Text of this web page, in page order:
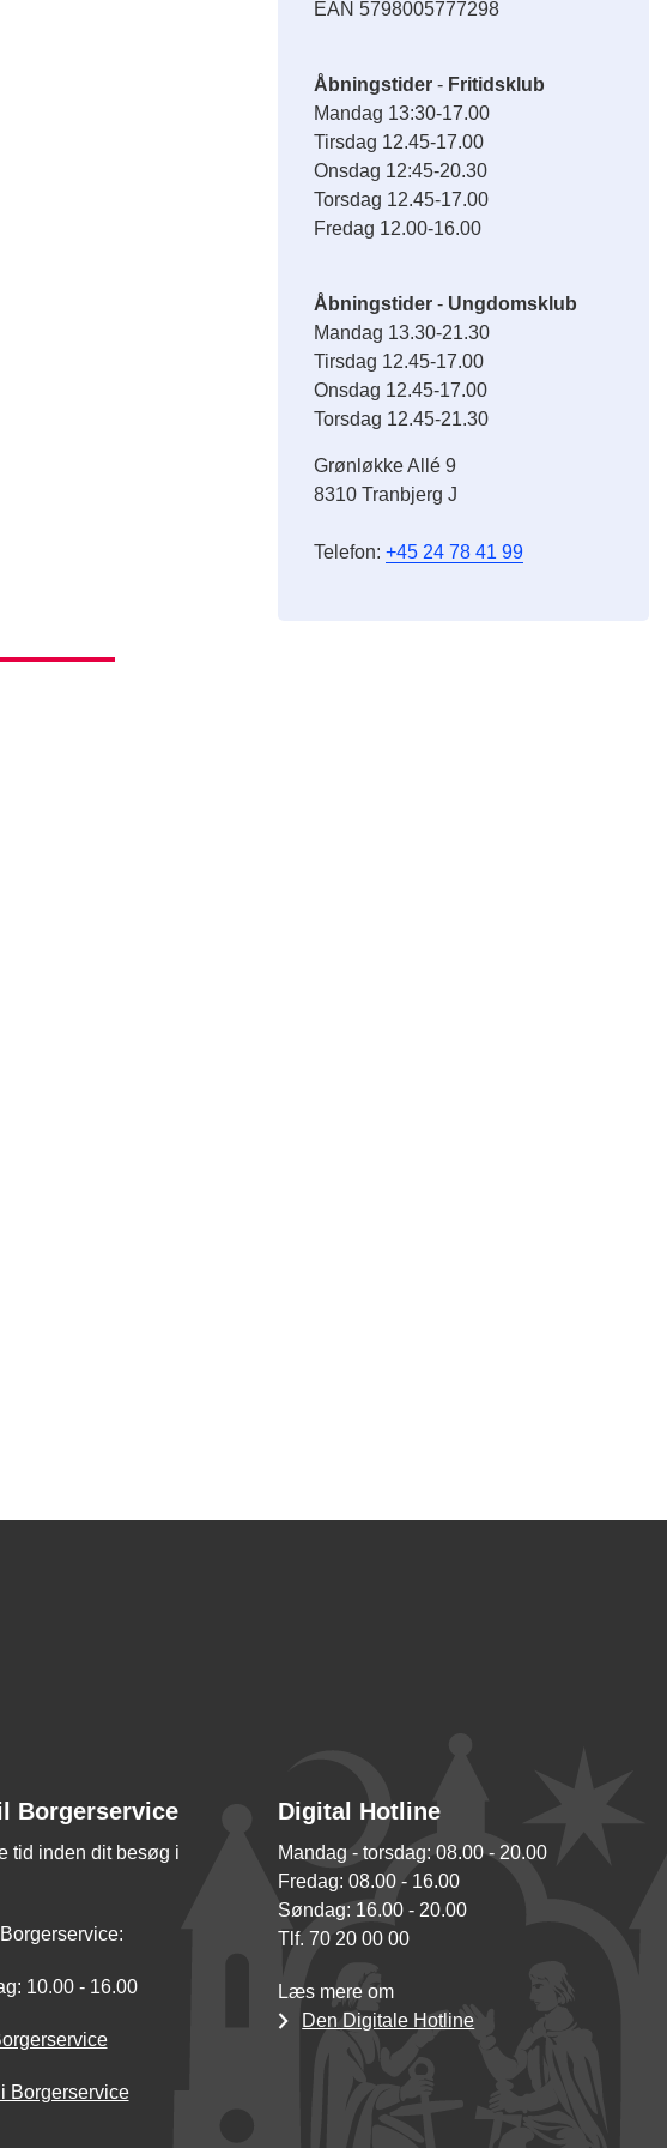
EAN 5798005777298
Åbningstider - Fritidsklub
Mandag 13:30-17.00
Tirsdag 12.45-17.00
Onsdag 12:45-20.30
Torsdag 12.45-17.00
Fredag 12.00-16.00
Åbningstider - Ungdomsklub
Mandag 13.30-21.30
Tirsdag 12.45-17.00
Onsdag 12.45-17.00
Torsdag 12.45-21.30
Grønløkke Allé 9
8310 Tranbjerg J
Telefon:+45 24 78 41 99
Borgerservice
tid inden dit besøg i
10.00 - 16.00
Borgerservice
Digital Hotline
Mandag - torsdag: 08.00 - 20.00
Fredag: 08.00 - 16.00
Søndag: 16.00 - 20.00
Tlf. 70 20 00 00
Læs mere om
Den Digitale Hotline